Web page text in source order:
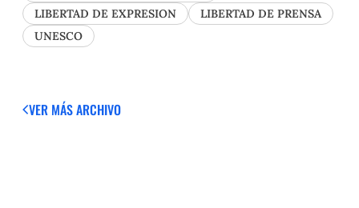
LIBERTAD DE EXPRESION
LIBERTAD DE PRENSA
UNESCO
VER MÁSARCHIVO